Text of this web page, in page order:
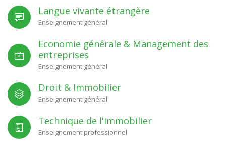
Langue vivante étrangère
Enseignement général
Economie générale & Management des
entreprises
Enseignement général
Droit & Immobilier
Enseignement général
Technique de l'immobilier
Enseignement professionnel